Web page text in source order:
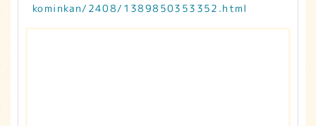
kominkan/2408/1389850353352.html